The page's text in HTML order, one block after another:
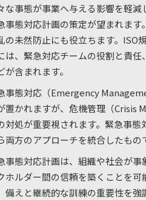
な事態が事業へ与える影響を軽
事態対応計画の策定が望まれます
の未然防止にも役立ちます。ISO
は、緊急対応チームの役割と責
が含まれます。
事態対応（Emergency
置かれますが、危機管理（Crisis
対処が重要視されます。緊急事
両方のアプローチを統合したもの
事態対応計画は、組織や社会が
ホルダー間の信頼を築くことを
備えと継続的な訓練の重要性を強